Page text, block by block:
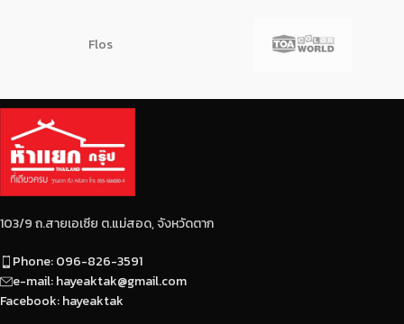
Flos
103/9 ถ.สายเอเซีย ต.แม่สอด, จังหวัดตาก
Phone: 096-826-3591
e-mail: hayeaktak@gmail.com
Facebook: hayeaktak